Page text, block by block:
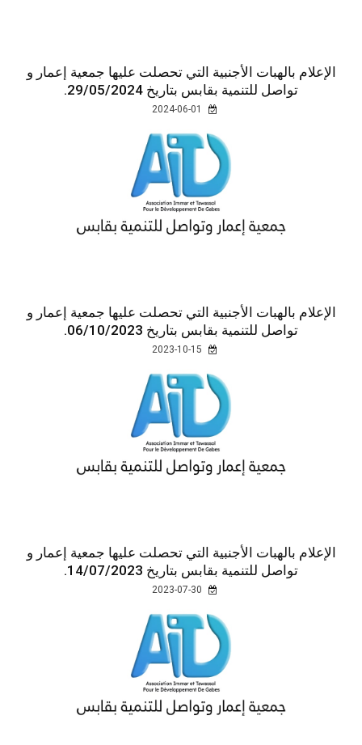
الإعلام بالهبات الأجنبية التي تحصلت عليها جمعية إعمار و
تواصل للتنمية بقابس بتاريخ 29/05/2024.
الإعلام بالهبات الأجنبية التي تحصلت عليها جمعية إعمار و
تواصل للتنمية بقابس بتاريخ 06/10/2023.
الإعلام بالهبات الأجنبية التي تحصلت عليها جمعية إعمار و
تواصل للتنمية بقابس بتاريخ 14/07/2023.